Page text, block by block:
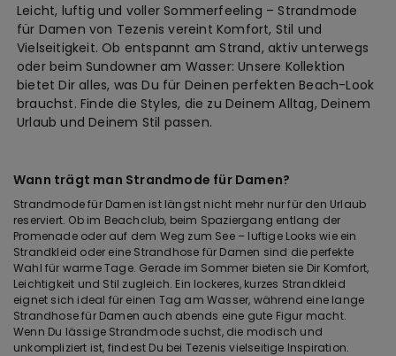
Leicht, luftig und voller Sommerfeeling – Strandmode
für Damen von Tezenis vereint Komfort, Stil und
Vielseitigkeit. Ob entspannt am Strand, aktiv unterwegs
oder beim Sundowner am Wasser: Unsere Kollektion
bietet Dir alles, was Du für Deinen perfekten Beach-Look
brauchst. Finde die Styles, die zu Deinem Alltag, Deinem
Urlaub und Deinem Stil passen.
Wann trägt man Strandmode für Damen?
Strandmode für Damen ist längst nicht mehr nur für den Urlaub
reserviert. Ob im Beachclub, beim Spaziergang entlang der
Promenade oder auf dem Weg zum See – luftige Looks wie ein
Strandkleid oder eine Strandhose für Damen sind die perfekte
Wahl für warme Tage. Gerade im Sommer bieten sie Dir Komfort,
Leichtigkeit und Stil zugleich. Ein lockeres, kurzes Strandkleid
eignet sich ideal für einen Tag am Wasser, während eine lange
Strandhose für Damen auch abends eine gute Figur macht.
Wenn Du lässige Strandmode suchst, die modisch und
unkompliziert ist, findest Du bei Tezenis vielseitige Inspiration.